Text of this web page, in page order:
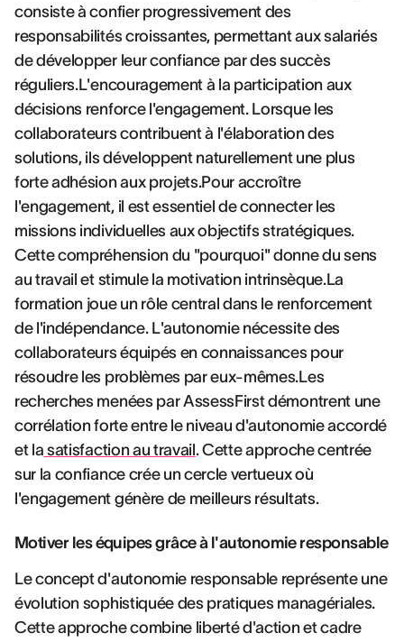
consiste à confier progressivement des
responsabilités croissantes, permettant aux salariés
de développer leur confiance par des succès
réguliers.L'encouragement à la participation aux
décisions renforce l'engagement. Lorsque les
collaborateurs contribuent à l'élaboration des
solutions, ils développent naturellement une plus
forte adhésion aux projets.Pour accroître
l'engagement, il est essentiel de connecter les
missions individuelles aux objectifs stratégiques.
Cette compréhension du "pourquoi" donne du sens
au travail et stimule la motivation intrinsèque.La
formation joue un rôle central dans le renforcement
de l'indépendance. L'autonomie nécessite des
collaborateurs équipés en connaissances pour
résoudre les problèmes par eux-mêmes.Les
recherches menées par AssessFirst démontrent une
corrélation forte entre le niveau d'autonomie accordé
et la satisfaction au travail. Cette approche centrée
sur la confiance crée un cercle vertueux où
l'engagement génère de meilleurs résultats.
Motiver les équipes grâce à l'autonomie responsable
Le concept d'autonomie responsable représente une
évolution sophistiquée des pratiques managériales.
Cette approche combine liberté d'action et cadre